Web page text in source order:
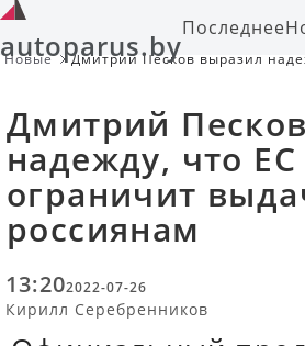
autoparus.byПоследнее
Новые
Дмитрий Песков выразил
Дмитрий
надежду, что ЕС
ограничит
россиянам
13:202022-07-26
Кирилл Серебренников